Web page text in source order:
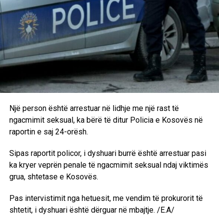
Brezovica.
3 Vula
USB dhe një Sd Card
Vetura Mercedes G class, ngjyre e zezë
Gjatë kontrollit tek i dyshuari S.S., janë gjetur dhe
Një pistoletë “Crvena Zastava me numër serik 1947,
Një veturë Toyota,
Një telefon Iphone 13 pro,
Një person është arrestuar në lidhje me një rast të
ngacmimit seksual, ka bërë të ditur Policia e Kosovës në
raportin e saj 24-orësh.
Sipas raportit policor, i dyshuari burrë është arrestuar pasi
ka kryer veprën penale të ngacmimit seksual ndaj viktimës
grua, shtetase e Kosovës.
Pas intervistimit nga hetuesit, me vendim të prokurorit të
shtetit, i dyshuari është dërguar në mbajtje. /E.A/